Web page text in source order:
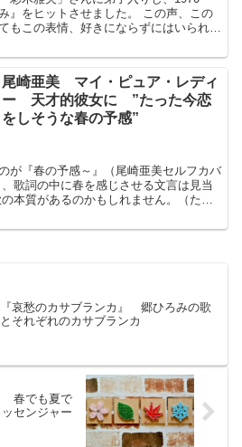
』をヒットさせました。 この声、この
もこの表情、好きにならずにはいられま
尾崎亜美 マイ・ピュア・レディ
ー 天才的彼女に ”たった今恋
をしそうな春の予感”
が『春の予感～』（尾崎亜美セルフカバ
歌詞の中に春を感じさせる文言は見当
本質があるのかもしれません。（たぶ
『哀愁のカサブランカ』 郷ひろみの歌
とそれぞれのカサブランカ
春でも夏で
センジャー